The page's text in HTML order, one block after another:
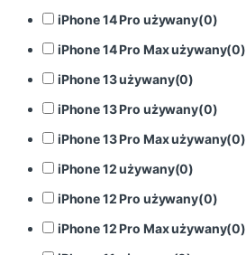
iPhone 14 Pro używany(0)
iPhone 14 Pro Max używany(0)
iPhone 13 używany(0)
iPhone 13 Pro używany(0)
iPhone 13 Pro Max używany(0)
iPhone 12 używany(0)
iPhone 12 Pro używany(0)
iPhone 12 Pro Max używany(0)